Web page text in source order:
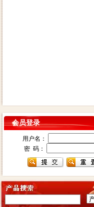
会员登录
用户名：
密 码：